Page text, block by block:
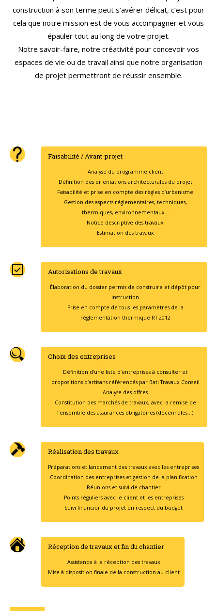
construction à son terme peut s’avérer délicat, c’est pour
cela que notre mission est de vous accompagner et vous
épauler tout au long de votre projet.
Notre savoir-faire, notre créativité pour concevoir vos
espaces de vie ou de travail ainsi que notre organisation
de projet permettront de réussir ensemble.
Faisabilité / Avant-projet
Analyse du programme client
Définition des orientations architecturales du projet
Faisabilité et prise en compte des règles d’urbanisme
Gestion des aspects réglementaires, techniques,
thermiques, environnementaux…
Notice descriptive des travaux
Estimation des travaux
Autorisations de travaux
Élaboration du dossier permis de construire et dépôt pour
instruction
Prise en compte de tous les paramètres de la
réglementation thermique RT 2012
Choix des entreprises
Définition d’une liste d’entreprises à consulter et
propositions d’artisans référencés par Bati Travaux Conseil
Analyse des offres
Constitution des marchés de travaux, avec la remise de
l’ensemble des assurances obligatoires (décennales…)
Réalisation des travaux
Préparations et lancement des travaux avec les entreprises
Coordination des entreprises et gestion de la planification
Réunions et suivi de chantier
Points réguliers avec le client et les entreprises
Suivi financier du projet en respect du budget
Réception de travaux et fin du chantier
Assistance à la réception des travaux
Mise à disposition finale de la construction au client